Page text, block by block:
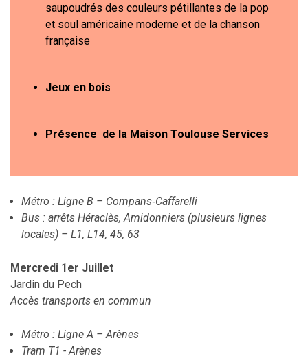
saupoudrés des couleurs pétillantes de la pop
et soul américaine moderne et de la chanson
française
Jeux en bois
Présence de la Maison Toulouse Services
Métro : Ligne B – Compans‑Caffarelli
Bus : arrêts Héraclès, Amidonniers (plusieurs lignes
locales) – L1, L14, 45, 63
Mercredi 1er Juillet
Jardin du Pech
Accès transports en commun
Métro : Ligne A – Arènes
Tram T1 - Arènes